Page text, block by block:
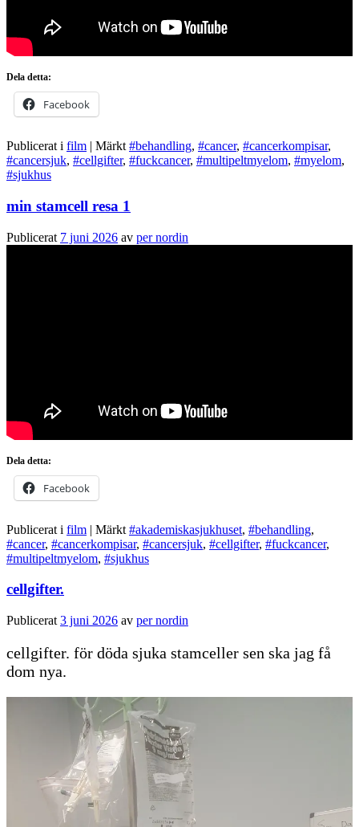
Dela detta:
Facebook
Publicerat i film | Märkt #behandling, #cancer, #cancerkompisar,
#cancersjuk, #cellgifter, #fuckcancer, #multipeltmyelom, #myelom,
#sjukhus
min stamcell resa 1
Publicerat 7 juni 2026 av per nordin
Dela detta:
Facebook
Publicerat i film | Märkt #akademiskasjukhuset, #behandling,
#cancer, #cancerkompisar, #cancersjuk, #cellgifter, #fuckcancer,
#multipeltmyelom, #sjukhus
cellgifter.
Publicerat 3 juni 2026 av per nordin
cellgifter. för döda sjuka stamceller sen ska jag få
dom nya.